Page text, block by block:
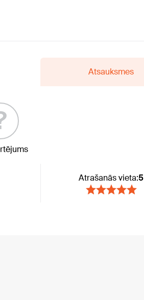
Atsauksmes
Atrašanās vieta:5